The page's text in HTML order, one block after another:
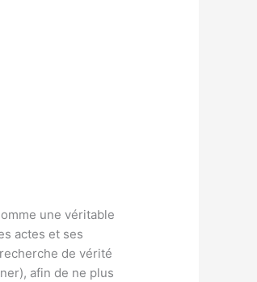
une véritable
actes et ses
de vérité
afin de ne plus